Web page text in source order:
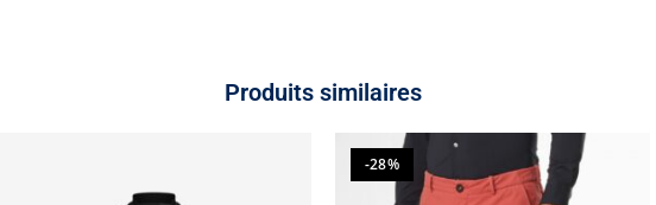
Produits similaires
-28%